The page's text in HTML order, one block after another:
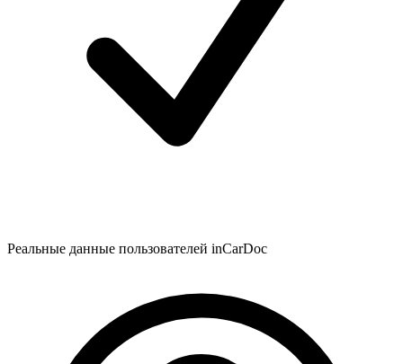
Реальные данные пользователей inCarDoc